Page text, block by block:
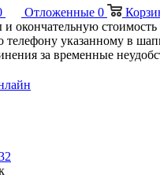
Отложенные 0
окончательную стоимость
телефону указанному в
за временные